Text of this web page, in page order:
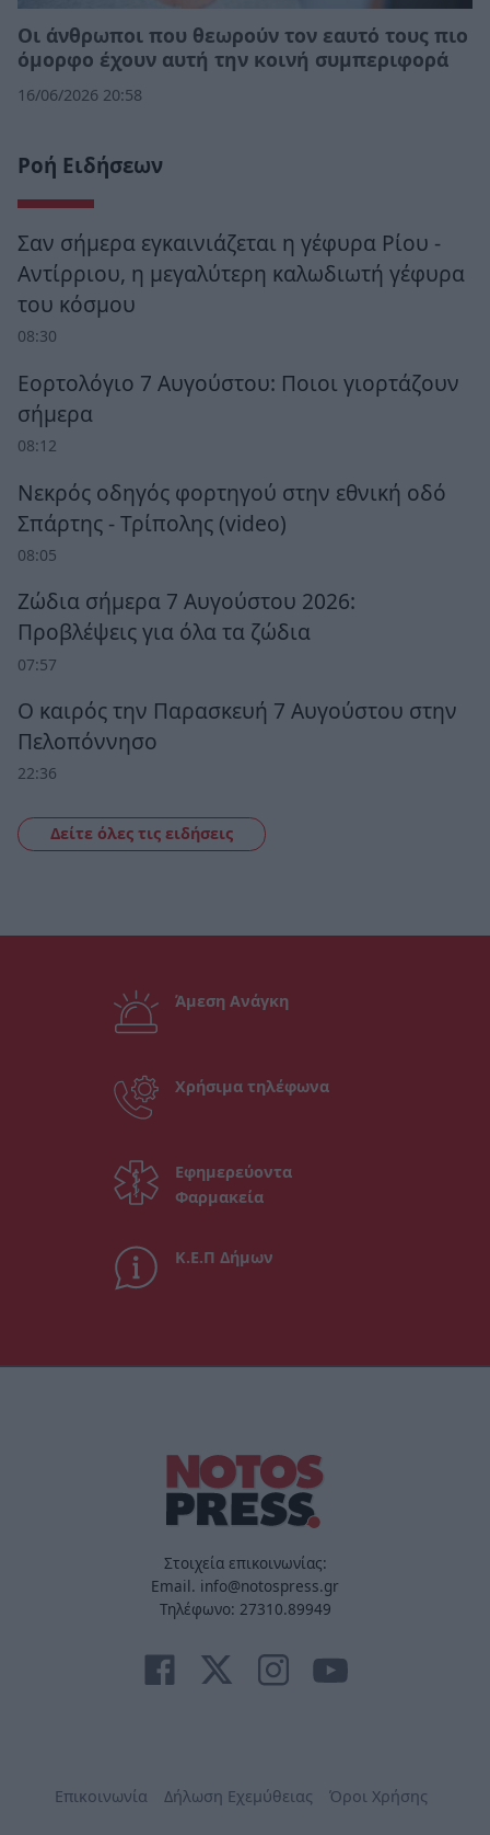
Οι άνθρωποι που θεωρούν τον εαυτό τους πιο
όμορφο έχουν αυτή την κοινή συμπεριφορά
16/06/2026 20:58
Ροή Ειδήσεων
Σαν σήμερα εγκαινιάζεται η γέφυρα Ρίου -
Αντίρριου, η μεγαλύτερη καλωδιωτή γέφυρα
του κόσμου
08:30
Εορτολόγιο 7 Αυγούστου: Ποιοι γιορτάζουν
σήμερα
08:12
Νεκρός οδηγός φορτηγού στην εθνική οδό
Σπάρτης - Τρίπολης (video)
08:05
Ζώδια σήμερα 7 Αυγούστου 2026:
Προβλέψεις για όλα τα ζώδια
07:57
Ο καιρός την Παρασκευή 7 Αυγούστου στην
Πελοπόννησο
22:36
Δείτε όλες τις ειδήσεις
Άμεση Ανάγκη
Χρήσιμα τηλέφωνα
Εφημερεύοντα
Φαρμακεία
Κ.Ε.Π Δήμων
Στοιχεία επικοινωνίας:
Email. info@notospress.gr
Τηλέφωνο: 27310.89949
Επικοινωνία Δήλωση Εχεμύθειας Όροι Χρήσης